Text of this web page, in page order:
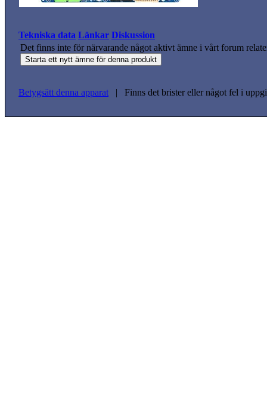
Tekniska data Länkar Diskussion
Det finns inte för närvarande något aktivt ämne i vårt forum
Betygsätt denna apparat | Finns det brister eller något fel i